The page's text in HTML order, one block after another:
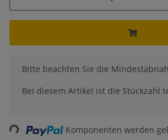
x
Bitte beachten Sie die
Bei diesem Artikel ist die Stückzahl
Loading... Komponenten werden